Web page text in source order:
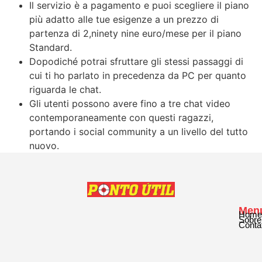
Il servizio è a pagamento e puoi scegliere il piano
più adatto alle tue esigenze a un prezzo di
partenza di 2,ninety nine euro/mese per il piano
Standard.
Dopodiché potrai sfruttare gli stessi passaggi di
cui ti ho parlato in precedenza da PC per quanto
riguarda le chat.
Gli utenti possono avere fino a tre chat video
contemporaneamente con questi ragazzi,
portando i social community a un livello del tutto
nuovo.
Home
Sobre